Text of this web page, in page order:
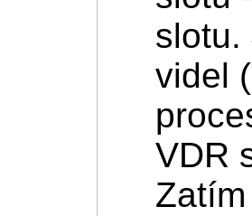
slotu.
videl
VDR